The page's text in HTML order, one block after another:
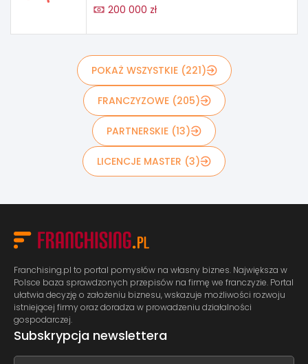
200 000 zł
POKAŻ WSZYSTKIE (221)
FRANCZYZOWE (205)
PARTNERSKIE (13)
LICENCJE MASTER (3)
Franchising.pl to portal pomysłów na własny biznes. Największa w
Polsce baza sprawdzonych przepisów na firmę we franczyzie. Portal
ułatwia decyzję o założeniu biznesu, wskazuje możliwości rozwoju
istniejącej firmy oraz doradza w prowadzeniu działalności
gospodarczej.
Subskrypcja newslettera